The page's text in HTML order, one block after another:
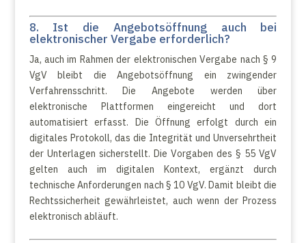
8. Ist die Angebotsöffnung auch bei
elektronischer Vergabe erforderlich?
Ja, auch im Rahmen der elektronischen Vergabe nach § 9
VgV bleibt die Angebotsöffnung ein zwingender
Verfahrensschritt. Die Angebote werden über
elektronische Plattformen eingereicht und dort
automatisiert erfasst. Die Öffnung erfolgt durch ein
digitales Protokoll, das die Integrität und Unversehrtheit
der Unterlagen sicherstellt. Die Vorgaben des § 55 VgV
gelten auch im digitalen Kontext, ergänzt durch
technische Anforderungen nach § 10 VgV. Damit bleibt die
Rechtssicherheit gewährleistet, auch wenn der Prozess
elektronisch abläuft.